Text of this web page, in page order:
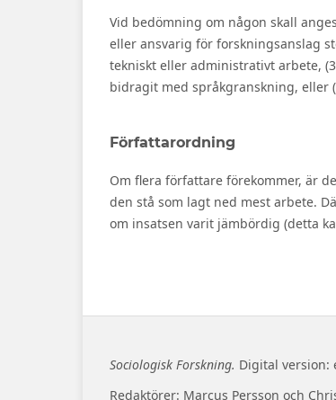
Vid bedömning om någon skall
eller ansvarig för forskningsanslag
tekniskt eller administrativt arbete,
bidragit med språkgranskning,
Författarordning
Om flera författare förekommer, är
den stå som lagt ned mest arbete.
om insatsen varit jämbördig (detta
Sociologisk Forskning. Digital version:
Redaktörer: Marcus Persson och